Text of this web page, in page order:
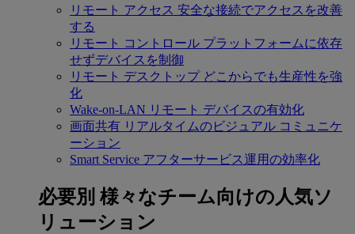
リモート アクセス 安全な接続でアクセスを改善
する
リモート コントロール プラットフォームに依存
せずデバイスを制御
リモート デスクトップ どこからでも生産性を強
化
Wake-on-LAN リモート デバイスの有効化
画面共有 リアルタイムのビジュアル コミュニケ
ーション
Smart Service アフターサービス運用の効率化
必要別 様々なチーム向けの人気ソ
リューション